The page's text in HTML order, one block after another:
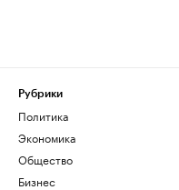
Рубрики
Политика
Экономика
Общество
Бизнес